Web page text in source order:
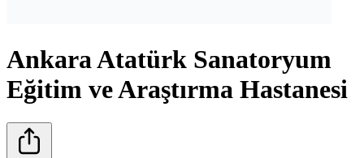
Ankara Atatürk Sanatoryum
Eğitim ve Araştırma Hastanesi